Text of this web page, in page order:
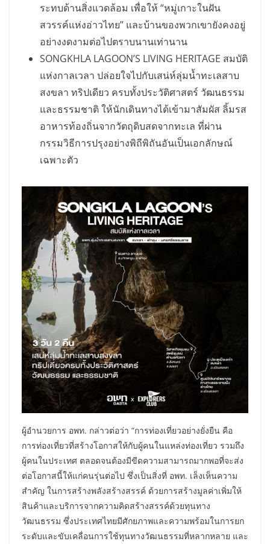
ระทบด้านสิ่งแวดล้อม เพื่อให้ “หมู่เกาะในฝัน
สวรรค์แห่งอ่าวไทย” และบ้านของพวกเขายังคงอยู่
อย่างงดงามต่อไปตราบนานเท่านาน
SONGKHLA LAGOON’S LIVING HERITAGE สมบัติ
แห่งกาลเวลา ปล่อยใจไปกับเสน่ห์ลุ่มน้ำทะเลสาบ
สงขลา ทริปเดียว ครบทั้งประวัติศาสตร์ วัฒนธรรม
และธรรมชาติ ให้นักเดินทางได้เข้ามาสัมผัส ลิ้มรส
อาหารท้องถิ่นจากวัตถุดิบสดจากทะเล ที่ผ่าน
กรรมวิธีการปรุงอย่างพิถีพิถันอันเป็นเอกลักษณ์
เฉพาะตัว
ผู้อำนวยการ อพท. กล่าวต่อว่า “การท่องเที่ยวอย่างยั่งยืน คือ
การท่องเที่ยวที่สร้างโอกาสให้กับผู้คนในแหล่งท่องเที่ยว รวมถึง
ผู้คนในประเทศ ตลอดจนต้องมีขีดความสามารถมากพอที่จะส่ง
ต่อโอกาสนี้ให้แก่คนรุ่นต่อไป ซึ่งเป็นสิ่งที่ อพท. เล็งเห็นความ
สำคัญ ในการสร้างพลังสร้างสรรค์ ด้วยการสร้างมูลค่าเพิ่มให้
สินค้าและบริการจากความคิดสร้างสรรค์ด้วยทุนทาง
วัฒนธรรม ซึ่งประเทศไทยมีศักยภาพและความพร้อมในการยก
ระดับและขับเคลื่อนการใช้ทุนทางวัฒนธรรมที่หลากหลาย และ